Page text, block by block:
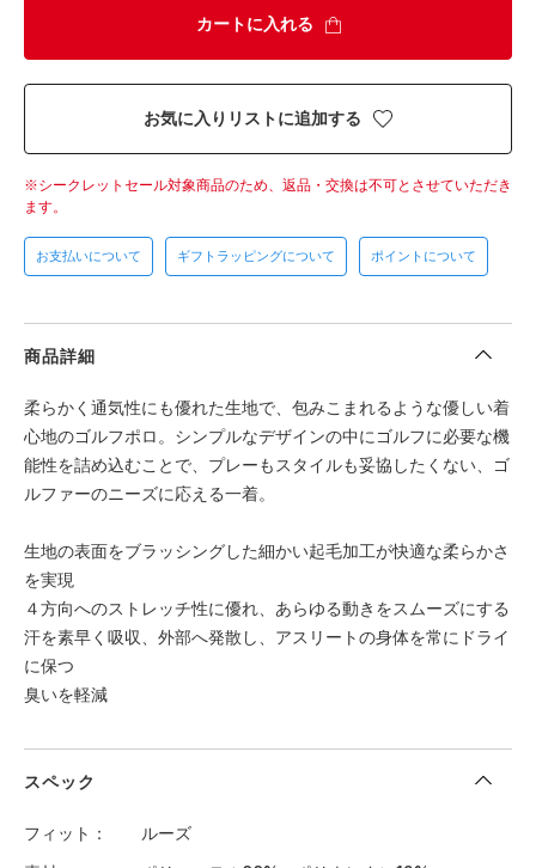
カートに入れる
お気に入りリストに追加する
シークレットセール対象商品のため、返品・交換は不可とさせていただき
ます。
お支払いについて ギフトラッピングについて ポイントについて
商品詳細
柔らかく通気性にも優れた生地で、包みこまれるような優しい着
心地のゴルフポロ。シンプルなデザインの中にゴルフに必要な機
能性を詰め込むことで、プレーもスタイルも妥協したくない、ゴ
ルファーのニーズに応える一着。
生地の表面をブラッシングした細かい起毛加工が快適な柔らかさ
を実現
４方向へのストレッチ性に優れ、あらゆる動きをスムーズにする
汗を素早く吸収、外部へ発散し、アスリートの身体を常にドライ
に保つ
臭いを軽減
スペック
フィット
ルーズ